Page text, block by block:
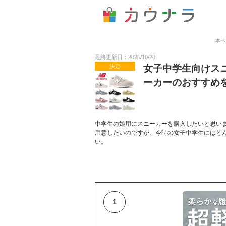
本
最終更新日：2025/10/20
決定
女子中学生向けス
ーカーのおすすめ
中学生の娘用にスニーカーを購入したいと思
用意したいのですが、今時の女子中学生には
い。
1